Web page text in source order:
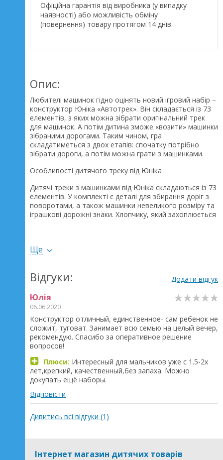
Офіційна гарантія від виробника (у випадку
наявності) або можливість обміну
(повернення) товару протягом 14 днів
Опис:
Любителі машинок гідно оцінять новий ігровий набір –
конструктор Юніка «Автотрек». Він складається із 73
елементів, з яких можна зібрати оригінальний трек
для машинок. А потім дитина зможе «возити» машинки
зібраними дорогами. Таким чином, гра
складатиметься з двох етапів: спочатку потрібно
зібрати дороги, а потім можна грати з машинками.
Особливості дитячого треку від Юніка
Дитячі треки з машинками від Юніка складаються із 73
елементів. У комплекті є деталі для збирання доріг з
поворотами, а також машинки невеликого розміру та
іграшкові дорожні знаки. Хлопчику, який захоплюється
нові дороги. Таким чином, нові маршрути дозволять
Деталі конструктора великі, тому з його збиранням
справиться навіть малюк трирічного віку. Таке
заняття відмінно тренуватиме дрібну моторику рук,
розвивати посидючість, уважність, пам'ять.
Всі елементи конструктора виготовлені із міцного
сучасного пластику. Цей матеріал повністю безпечний
для дітей, оскільки він гіпоалергенний, пофарбований
нетоксичними барвниками. Деталі можна зберігати в
барвистій упаковці виробника.
Ще
Відгуки: Додати відгук
Юлія
06.06.2020
Конструктор отличный, единственное- сам ребенок не
сложит, туговат. Занимает всю семью на целый вечер,
рекомендую. Спасибо за оперативное решение
вопросов!
Плюси: Интересный для мальчиков уже с 1.5-2х
лет,крепкий, качественный,без запаха. Можно
докупать ещё наборы.
Відповісти
Дивитись всі відгуки (1)
Інтернет магазин дитячих товарів